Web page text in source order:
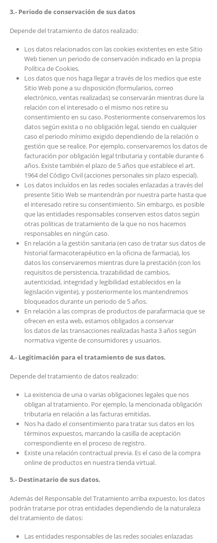
3.- Periodo de conservación de sus datos
Depende del tratamiento de datos realizado:
Los datos relacionados con las cookies existentes en este Sitio
Web tienen un periodo de conservación indicado en la propia
Política de Cookies.
Los datos que nos haga llegar a través de los medios que este
Sitio Web pone a su disposición (formularios, correo
electrónico, ventas realizadas) se conservarán mientras dure la
relación con el interesado o el mismo nos retire su
consentimiento en su caso. Posteriormente conservaremos los
datos según exista o no obligación legal, siendo en cualquier
caso el periodo mínimo exigido dependiendo de la relación o
gestión que se realice. Por ejemplo, conservaremos los datos de
facturación por obligación legal tributaria y contable durante 6
años. Existe también el plazo de 5 años que establece el art.
1964 del Código Civil (acciones personales sin plazo especial).
Los datos incluídos en las redes sociales enlazadas a través del
presente Sitio Web se mantendrán por nuestra parte hasta que
el interesado retire su consentimiento. Sin embargo, es posible
que las entidades responsables conserven estos datos según
otras politicas de tratamiento de la que no nos hacemos
responsables en ningún caso.
En relación a la gestión sanitaria (en caso de tratar sus datos de
historial farmacoterapéutico en la oficina de farmacia), los
datos los conservaremos mientras dure la prestación (con los
requisitos de persistencia, trazabilidad de cambios,
autenticidad, integridad y legibilidad establecidos en la
legislación vigente), y posteriormente los mantendremos
bloqueados durante un periodo de 5 años.
En relación a las compras de productos de parafarmacia que se
ofrecen en esta web, estamos obligados a conservar
los datos de las transacciones realizadas hasta 3 años según
normativa vigente de consumidores y usuarios.
4.- Legitimación para el tratamiento de sus datos.
Depende del tratamiento de datos realizado:
La existencia de una o varias obligaciones legales que nos
obligan al tratamiento. Por ejemplo, la mencionada obligación
tributaria en relación a las facturas emitidas.
Nos ha dado el consentimiento para tratar sus datos en los
términos expuestos, marcando la casilla de aceptación
correspondiente en el proceso de registro.
Existe una relación contractual previa. Es el caso de la compra
online de productos en nuestra tienda virtual.
5.- Destinatario de sus datos.
Además del Responsable del Tratamiento arriba expuesto, los datos
podrán tratarse por otras entidades dependiendo de la naturaleza
del tratamiento de datos:
Las entidades responsables de las redes sociales enlazadas